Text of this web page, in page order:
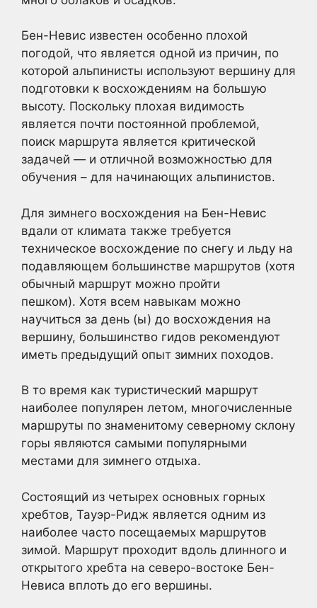
Бен-Невис известен особенно плохой
погодой, что является одной из причин, по
которой альпинисты используют вершину для
подготовки к восхождениям на большую
высоту. Поскольку плохая видимость
является почти постоянной проблемой,
поиск маршрута является критической
задачей — и отличной возможностью для
обучения – для начинающих альпинистов.
Для зимнего восхождения на Бен-Невис
вдали от климата также требуется
техническое восхождение по снегу и льду на
подавляющем большинстве маршрутов (хотя
обычный маршрут можно пройти
пешком). Хотя всем навыкам можно
научиться за день (ы) до восхождения на
вершину, большинство гидов рекомендуют
иметь предыдущий опыт зимних походов.
В то время как туристический маршрут
наиболее популярен летом, многочисленные
маршруты по знаменитому северному склону
горы являются самыми популярными
местами для зимнего отдыха.
Состоящий из четырех основных горных
хребтов, Тауэр-Ридж является одним из
наиболее часто посещаемых маршрутов
зимой. Маршрут проходит вдоль длинного и
открытого хребта на северо-востоке Бен-
Невиса вплоть до его вершины.